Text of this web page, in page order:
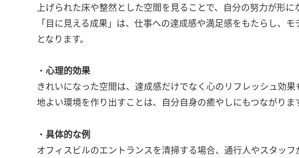
上げられた床や整然とした空間を見ることで、自分の努力が形
「目に見える成果」は、仕事への達成感や満足感をもたらし、
となります。
・ 心理的効果
きれいになった空間は、達成感だけでなく心のリフレッシュ効
地よい環境を作り出すことは、自分自身の癒やしにもつながりま
・ 具体的な例
オフィスビルのエントランスを清掃する場合、通行人やスタッ